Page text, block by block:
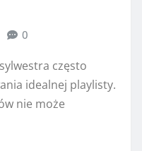
0
często
idealnej playlisty.
nie może